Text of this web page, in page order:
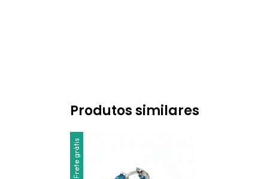
Produtos similares
Frete grátis